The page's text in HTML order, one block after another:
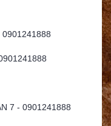
7 - 0901241888